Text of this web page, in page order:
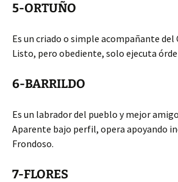
5-ORTUÑO
Es un criado o simple acompañante del
Listo, pero obediente, solo ejecuta
6-BARRILDO
Es un labrador del pueblo y mejor
Aparente bajo perfil, opera apoyando
Frondoso.
7-FLORES